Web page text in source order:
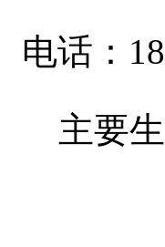
电话：
主要